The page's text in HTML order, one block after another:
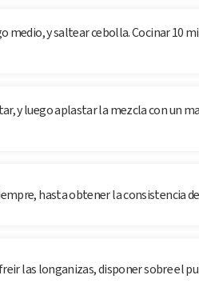
medio, y saltear cebolla. Cocinar 10
y luego aplastar la mezcla con un
hasta obtener la consistencia
las longanizas, disponer sobre el